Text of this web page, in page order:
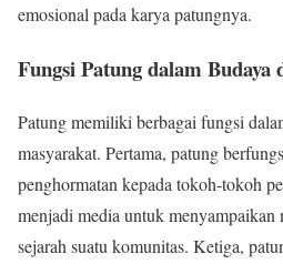
emosional pada karya patungnya.
Fungsi Patung dalam Budaya
Patung memiliki berbagai fungsi
masyarakat. Pertama, patung
penghormatan kepada tokoh-tokoh
menjadi media untuk
sejarah suatu komunitas. Ketiga,